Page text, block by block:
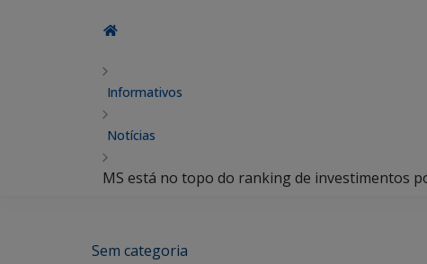
Informativos
Notícias
MS está no topo do ranking de investimentos
Sem categoria